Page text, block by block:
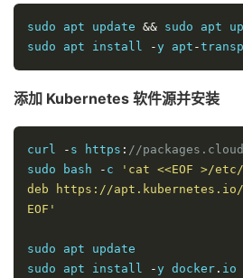
sudo apt update && sudo apt
sudo apt install
-y apt -
添加 Kubernetes 软件源并安装
curl
- s https : //
sudo bash
- c
'cat <<EOF >/
deb https://
EOF'
sudo apt update
sudo apt install
-y docker . io